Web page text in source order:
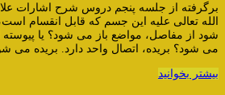
برگرفته از جلسه پنجم دروس شرح اشارات
الله تعالی علیه این جسم که قابل انقسام
شود از مفاصل، مواضع باز می شود؟ یا پیوسته
می شود؟ بریده، اتصال واحد دارد. بریده می
بیشتر بخوانید